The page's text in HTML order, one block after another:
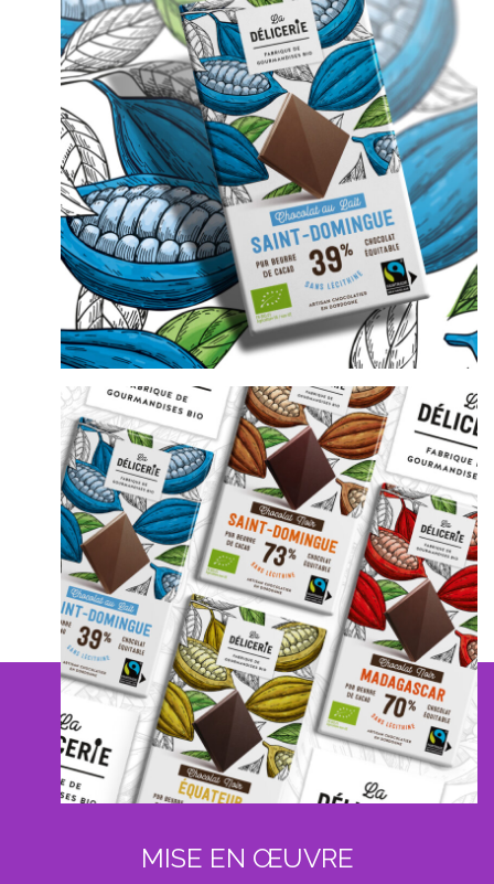
MISE EN ŒUVRE